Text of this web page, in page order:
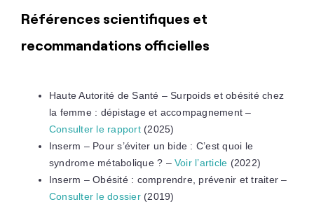
Références scientifiques et
recommandations officielles
Haute Autorité de Santé – Surpoids et obésité chez
la femme : dépistage et accompagnement –
Consulter le rapport(2025)
Inserm – Pour s’éviter un bide : C’est quoi le
syndrome métabolique ? – Voir l’article (2022)
Inserm – Obésité : comprendre, prévenir et traiter –
Consulter le dossier(2019)